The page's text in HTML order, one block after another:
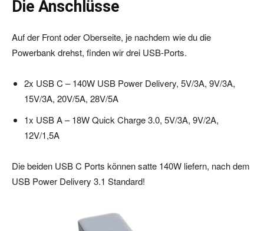
Die Anschlüsse
Auf der Front oder Oberseite, je nachdem wie du die
Powerbank drehst, finden wir drei USB-Ports.
2x USB C – 140W USB Power Delivery, 5V/3A, 9V/3A,
15V/3A, 20V/5A, 28V/5A
1x USB A – 18W Quick Charge 3.0, 5V/3A, 9V/2A,
12V/1,5A
Die beiden USB C Ports können satte 140W liefern, nach dem
USB Power Delivery 3.1 Standard!